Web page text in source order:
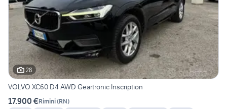
28
VOLVO XC60 D4 AWD Geartronic Inscription
17.900 €Rimini(RN)